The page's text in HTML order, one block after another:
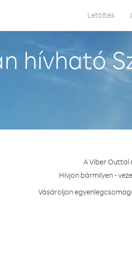
Letöltés
hívható
A Viber Outtal
Hívjon bármilyen -
Vásároljon